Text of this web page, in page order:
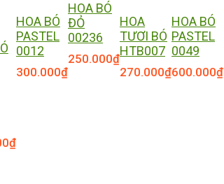
₫
HOA BÓ
PASTEL
0012
300.000₫
HOA BÓ
ĐỎ
00236
250.000₫
HOA
TƯƠI BÓ
HTB007
270.000₫
HOA BÓ
PASTEL
0049
600.000₫